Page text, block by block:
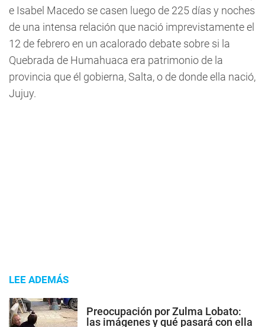
e Isabel Macedo se casen luego de 225 días y noches
de una intensa relación que nació imprevistamente el
12 de febrero en un acalorado debate sobre si la
Quebrada de Humahuaca era patrimonio de la
provincia que él gobierna, Salta, o de donde ella nació,
Jujuy.
LEE ADEMÁS
Preocupación por Zulma Lobato:
las imágenes y qué pasará con ella